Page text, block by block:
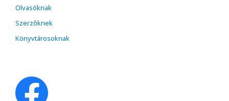
Olvasóknak
Szerzőknek
Könyvtárosoknak